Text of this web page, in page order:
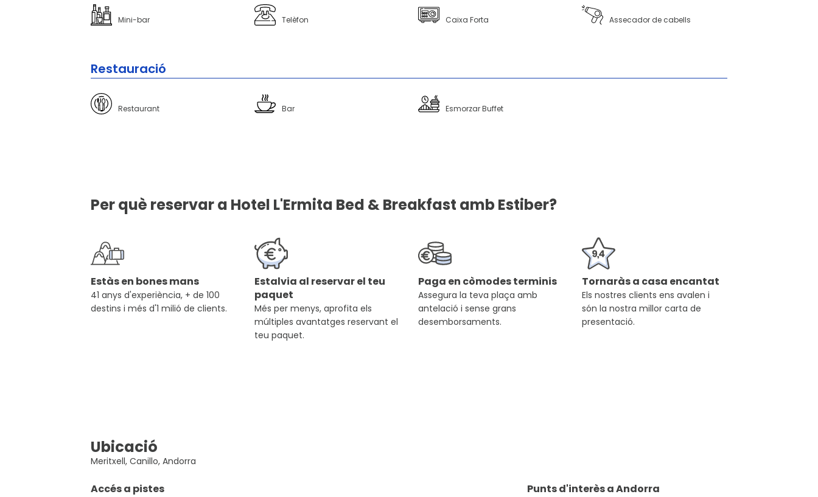
Mini-bar Telèfon Caixa Forta Assecador de cabells
Restauració
Restaurant Bar Esmorzar Buffet
Per què reservar a Hotel L'Ermita Bed & Breakfast amb Estiber?
Estàs en bones mans
41 anys d'experiència, + de 100
destins i més d'1 milió de clients.
Estalvia al reservar el teu
paquet
Més per menys, aprofita els
múltiples avantatges reservant el
teu paquet.
Paga en còmodes terminis
Assegura la teva plaça amb
antelació i sense grans
desemborsaments.
Tornaràs a casa encantat
Els nostres clients ens avalen i
són la nostra millor carta de
presentació.
Ubicació
Meritxell, Canillo, Andorra
Accés a pistes Punts d'interès aAndorra